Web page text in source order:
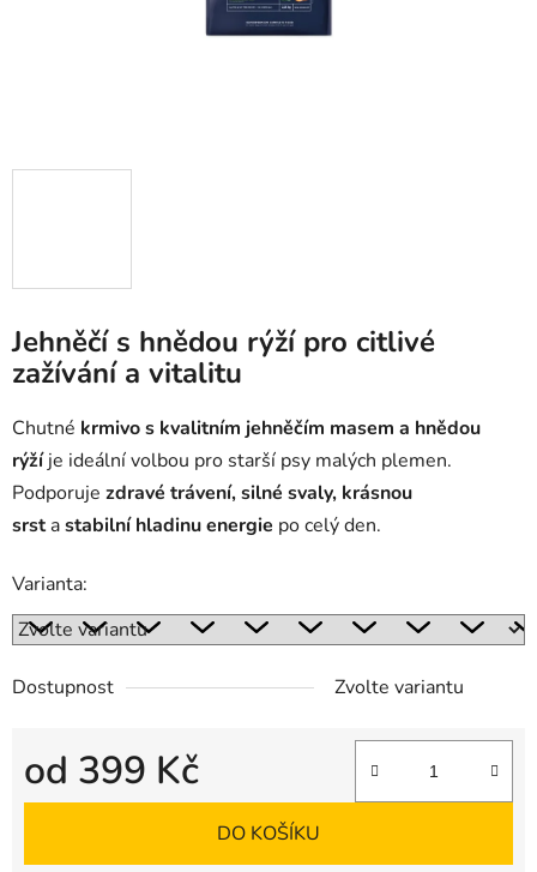
Jehněčí s hnědou rýží pro citlivé
zažívání a vitalitu
Chutné krmivo s kvalitním jehněčím masem a hnědou
rýžíje ideální volbou pro starší psy malých plemen.
Podporuje zdravé trávení, silné svaly, krásnou
srstastabilní hladinu energie po celý den.
Varianta:
Dostupnost Zvolte variantu
od 399 Kč
Měrná cena:
DO KOŠÍKU